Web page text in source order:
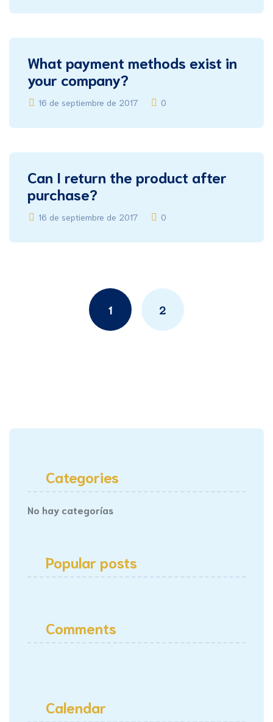
What payment methods exist in
your company?
16 de septiembre de 2017 0
Can I return the product after
purchase?
16 de septiembre de 2017 0
navigation
1 2
Categories
No hay categorías
Popular posts
Comments
Calendar